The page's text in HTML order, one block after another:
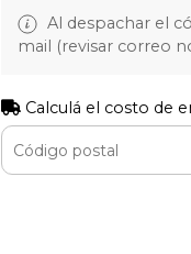
Al despachar el
mail (revisar correo
Calculá el costo de